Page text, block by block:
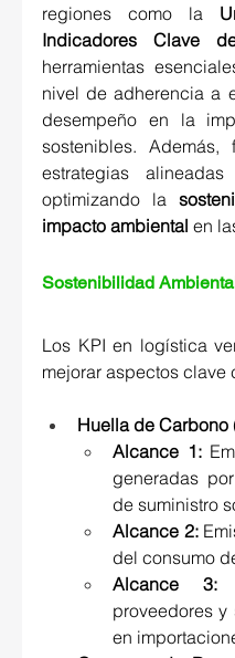
regiones como la
Indicadores Clave
herramientas
nivel de adherencia a
desempeño en la
sostenibles.
estrategias
optimizando la
impacto ambiental en
Sostenibilidad
Los KPI en logística
mejorar aspectos clave
Huella de Carbono
Alcance 1:
generadas
de suministro
Alcance 2:
del consumo
Alcance 3:
proveedores
en